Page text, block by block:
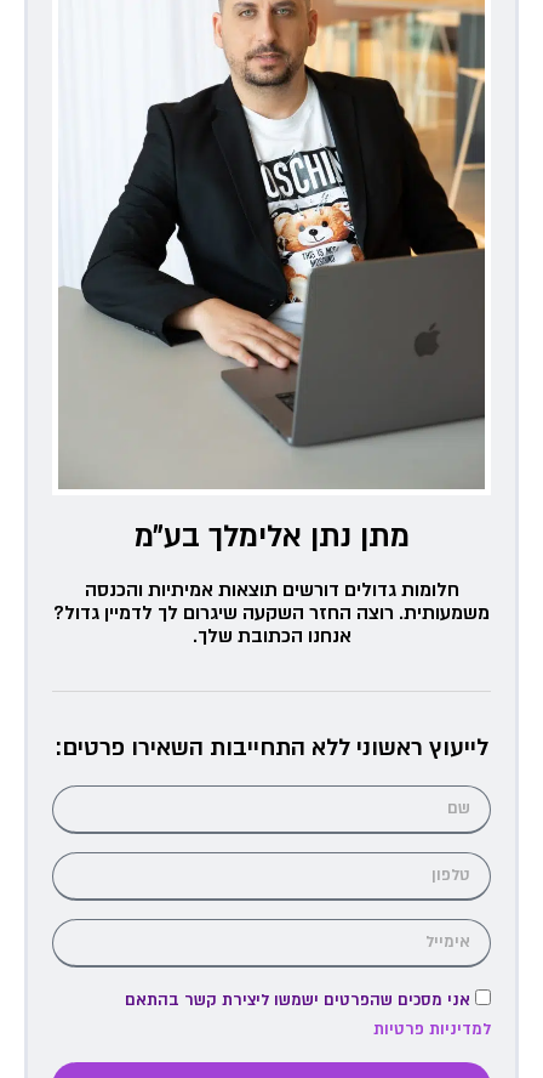
מתן נתן אלימלך בע״מ
חלומות גדולים דורשים תוצאות אמיתיות והכנסה
משמעותית. רוצה החזר השקעה שיגרום לך לדמיין גדול?
אנחנו הכתובת שלך.
לייעוץ ראשוני ללא התחייבות השאירו פרטים:
אני מסכים שהפרטים ישמשו ליצירת קשר בהתאם
למדיניות פרטיות